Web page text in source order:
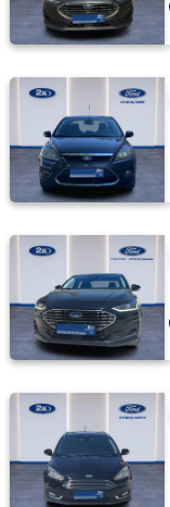
TDCI
GHIA
1.6 TDCI
TDCI
TREND
1.6
TDCI
TREND
TITANIUM
1.6 TI-
VCT
TREND
X
1.6 TI-VCT
TITANIUM
POWERSHIFT
1.6 TREND
X